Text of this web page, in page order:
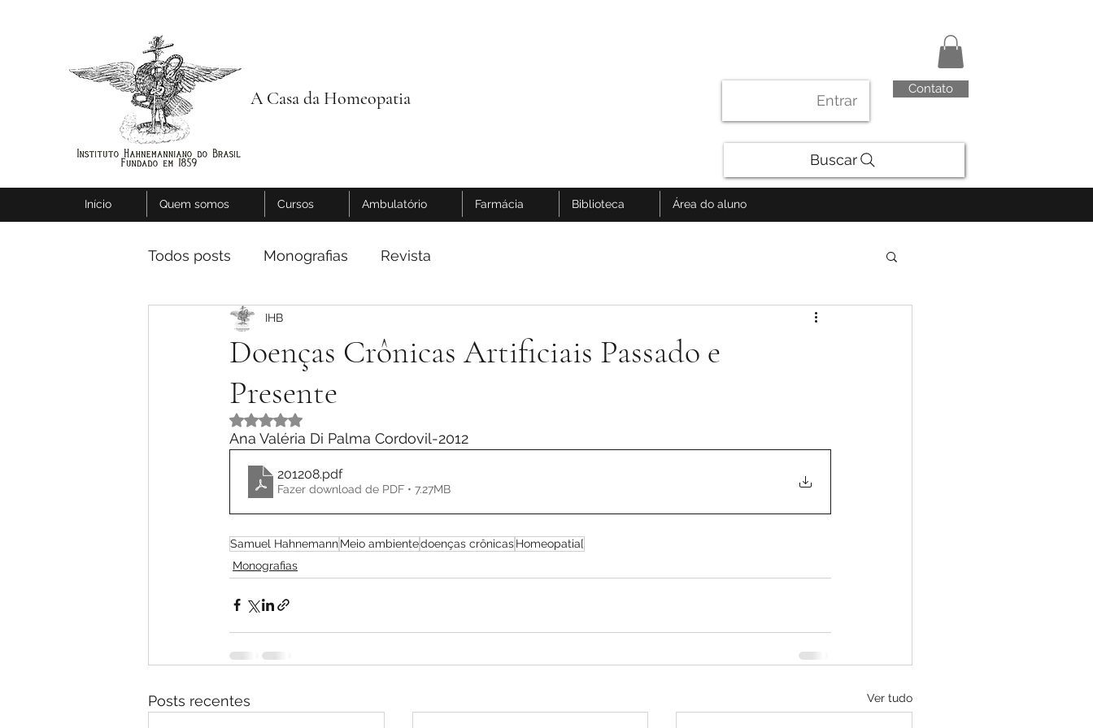
A Casa da Homeopatia Entrar
Contato
Buscar
Início Quem somos Cursos Ambulatório Farmácia Biblioteca Área do aluno
Todos posts Monografias Revista
Doenças Crônicas Artificiais Passado e
Presente
IHB
Avaliado com NaN de 5 estrelas.
Ana Valéria Di Palma Cordovil-2012
201208.pdf
Fazer download de PDF • 7.27MB
Samuel HahnemannMeio ambientedoenças crônicasHomeopatia[
Monografias
Posts recentes Ver tudo